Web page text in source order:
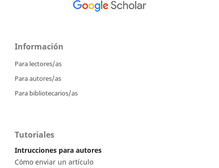
Información
Para lectores/as
Para autores/as
Para bibliotecarios/as
Tutoriales
Intrucciones para autores
Cómo enviar un artículo